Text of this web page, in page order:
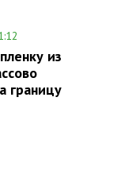
из
границу